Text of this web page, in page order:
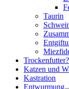
Taurin
Trockenfutter?
Katzen und
Kastration
Entwurmung